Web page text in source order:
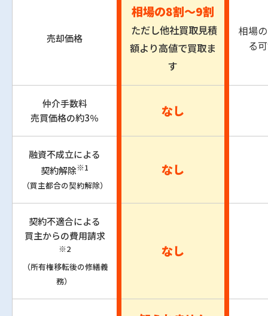
売却価格
相場の8割〜9割
ただし他社買取見積
額より高値で買取ま
す
相場
る
仲介手数料
売買価格の約3％
なし
融資不成立による
契約解除※1
（買主都合の契約解除）
なし
契約不適合による
買主からの費用請求
※2
（所有権移転後の修繕義
務）
なし